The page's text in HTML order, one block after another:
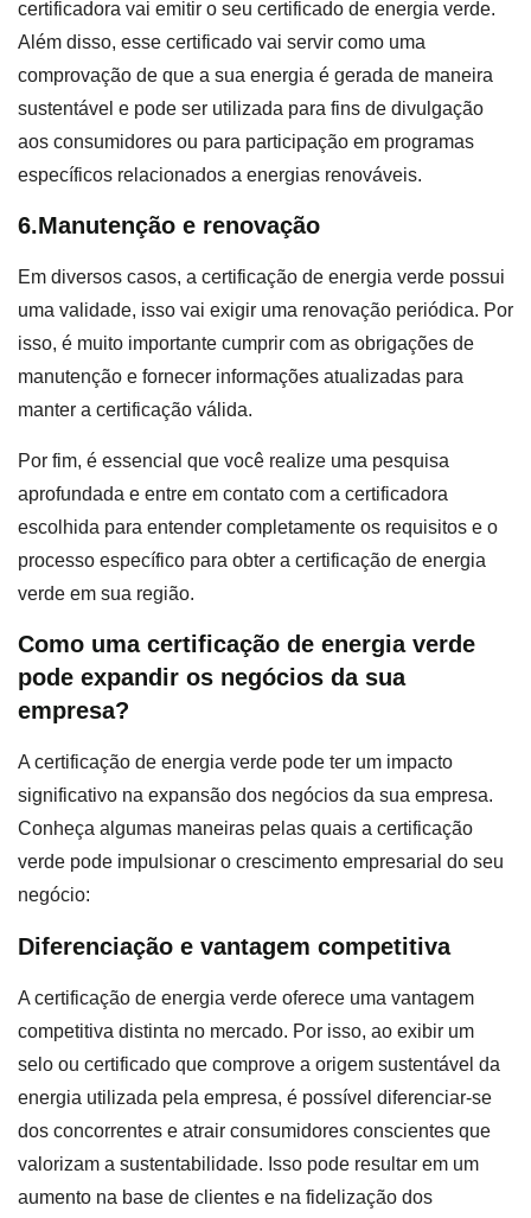
certificadora vai emitir o seu certificado de energia verde.
Além disso, esse certificado vai servir como uma
comprovação de que a sua energia é gerada de maneira
sustentável e pode ser utilizada para fins de divulgação
aos consumidores ou para participação em programas
específicos relacionados a energias renováveis.
6.Manutenção e renovação
Em diversos casos, a certificação de energia verde possui
uma validade, isso vai exigir uma renovação periódica. Por
isso, é muito importante cumprir com as obrigações de
manutenção e fornecer informações atualizadas para
manter a certificação válida.
Por fim, é essencial que você realize uma pesquisa
aprofundada e entre em contato com a certificadora
escolhida para entender completamente os requisitos e o
processo específico para obter a certificação de energia
verde em sua região.
Como uma certificação de energia verde
pode expandir os negócios da sua
empresa?
A certificação de energia verde pode ter um impacto
significativo na expansão dos negócios da sua empresa.
Conheça algumas maneiras pelas quais a certificação
verde pode impulsionar o crescimento empresarial do seu
negócio:
Diferenciação e vantagem competitiva
A certificação de energia verde oferece uma vantagem
competitiva distinta no mercado. Por isso, ao exibir um
selo ou certificado que comprove a origem sustentável da
energia utilizada pela empresa, é possível diferenciar-se
dos concorrentes e atrair consumidores conscientes que
valorizam a sustentabilidade. Isso pode resultar em um
aumento na base de clientes e na fidelização dos